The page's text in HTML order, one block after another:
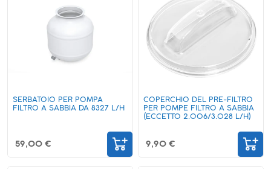
SERBATOIO PER POMPA
FILTRO A SABBIA DA 8327 L/H
59,00 €
COPERCHIO DEL PRE-FILTRO
PER POMPE FILTRO A SABBIA
(ECCETTO 2.006/3.028 L/H)
9,90 €